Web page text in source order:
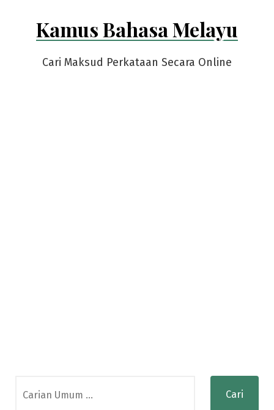
Kamus Bahasa Melayu
Cari Maksud Perkataan Secara Online
for: